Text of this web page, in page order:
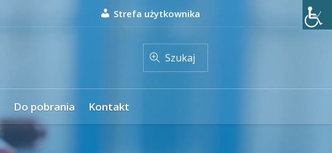
Strefa użytkownika
Szukaj
Do pobrania Kontakt